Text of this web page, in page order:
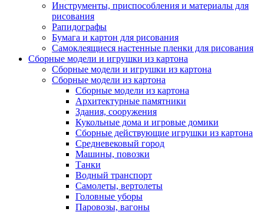
Инструменты, приспособления и материалы для
рисования
Рапидографы
Бумага и картон для рисования
Самоклеящиеся настенные пленки для рисования
Сборные модели и игрушки из картона
Сборные модели и игрушки из картона
Сборные модели из картона
Сборные модели из картона
Архитектурные памятники
Здания, сооружения
Кукольные дома и игровые домики
Сборные действующие игрушки из картона
Средневековый город
Машины, повозки
Танки
Водный транспорт
Самолеты, вертолеты
Головные уборы
Паровозы, вагоны